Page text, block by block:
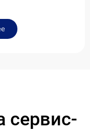
сервис-